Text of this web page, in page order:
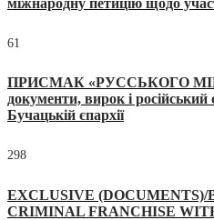
міжнародну петицію щодо
61
ПРИСМАК «РУССЬКОГО
документи, вирок і російський
Бучацькій єпархії
298
EXCLUSIVE (DOCUMENTS)/
CRIMINAL FRANCHISE